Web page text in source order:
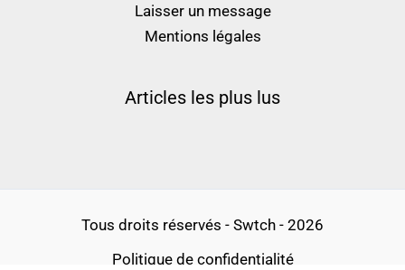
Laisser un message
Mentions légales
Articles les plus lus
Tous droits réservés - Swtch - 2026
Politique de confidentialité